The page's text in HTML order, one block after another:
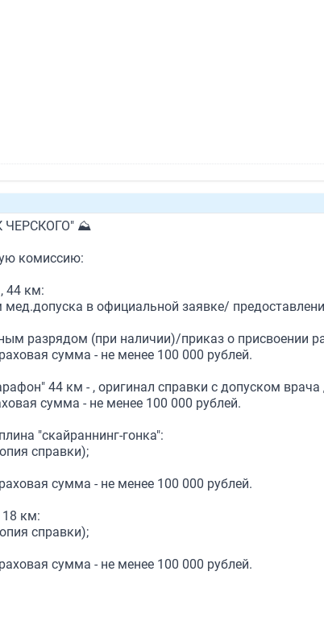
ЧЕРСКОГО" ⛰
комиссию:
44 км:
в официальной заявке/
разрядом (при наличии)/приказ о присвоении
сумма - не менее 100 000 рублей.
44 км - , оригинал справки с допуском
сумма - не менее 100 000 рублей.
"скайраннинг-гонка":
справки);
сумма - не менее 100 000 рублей.
18 км:
справки);
сумма - не менее 100 000 рублей.